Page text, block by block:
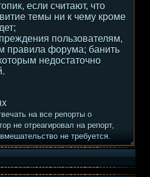
если считают, что
темы ни к чему кроме
пользователям,
правила форума; банить
недостаточно
на все репорты о
не отреагировал на репорт,
не требуется.